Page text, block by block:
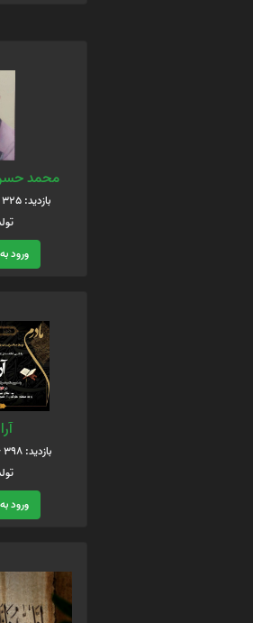
محمد
بازدید: 325 - کد متوفی: 42114
ورود
بازدید: 398 - کد متوفی: 44139
ورود